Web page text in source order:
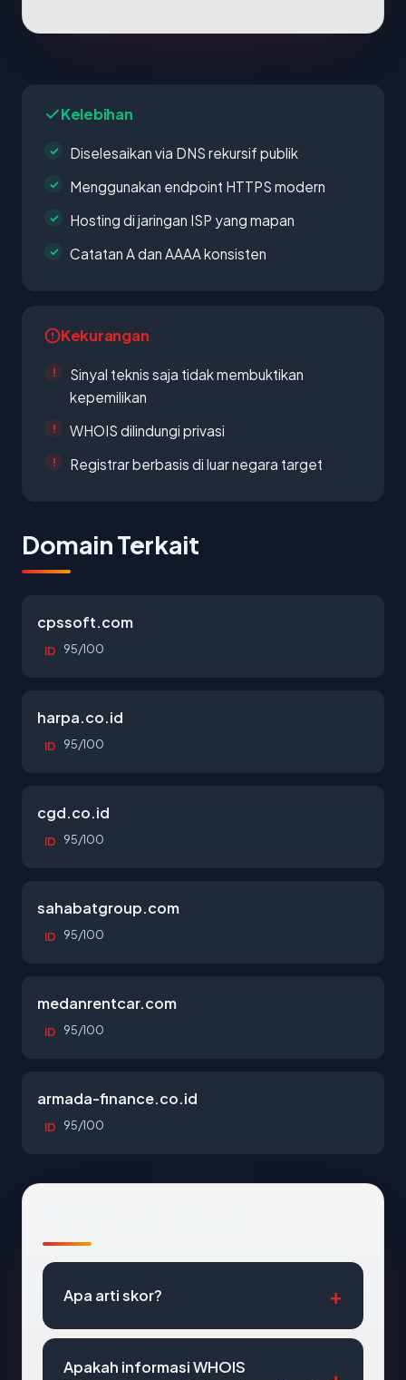
Kelebihan
Diselesaikan via DNS rekursif publik
Menggunakan endpoint HTTPS modern
Hosting di jaringan ISP yang mapan
Catatan A dan AAAA konsisten
Kekurangan
Sinyal teknis saja tidak membuktikan
kepemilikan
WHOIS dilindungi privasi
Registrar berbasis di luar negara target
Domain Terkait
cpssoft.com
ID 95/100
harpa.co.id
ID 95/100
cgd.co.id
ID 95/100
sahabatgroup.com
ID 95/100
medanrentcar.com
ID 95/100
armada-finance.co.id
ID 95/100
Apa arti skor?
Apakah informasi WHOIS